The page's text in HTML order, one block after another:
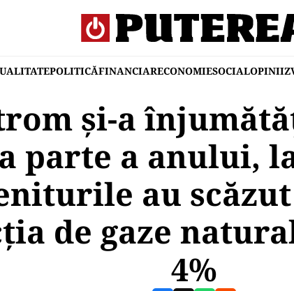
POLITICĂFINANCIARECONOMIESOCIALOPINII
şi-a
parte a anului,
au
de gaze
4%